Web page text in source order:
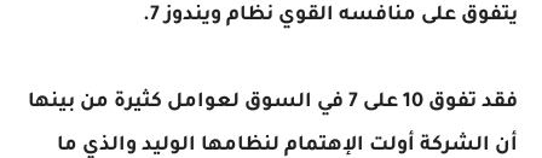
يتفوق على منافسه القوي نظام ويندوز 7.
فقد تفوق 10 على 7 في السوق لعوامل كثيرة من بينها
أن الشركة أولت الإهتمام لنظامها الوليد والذي ما